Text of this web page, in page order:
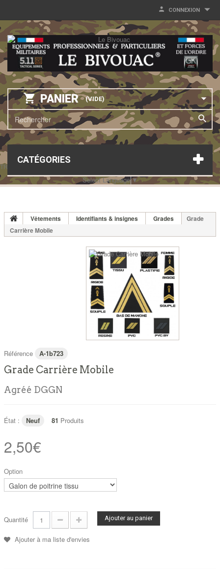
CONNEXION
PANIER (VIDE)
CATÉGORIES
TRANSLATE THIS PAGE
Select Language▼
Vêtements Identifiants & insignes Grades
Grade
Carrière Mobile
Référence A-1b723
Grade Carrière Mobile
Agréé DGGN
État : Neuf 81 Produits
2,50€
Option
Quantité Ajouter au panier
Ajouter à ma liste d'envies